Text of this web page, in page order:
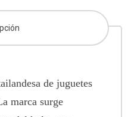
de juguetes
marca surge